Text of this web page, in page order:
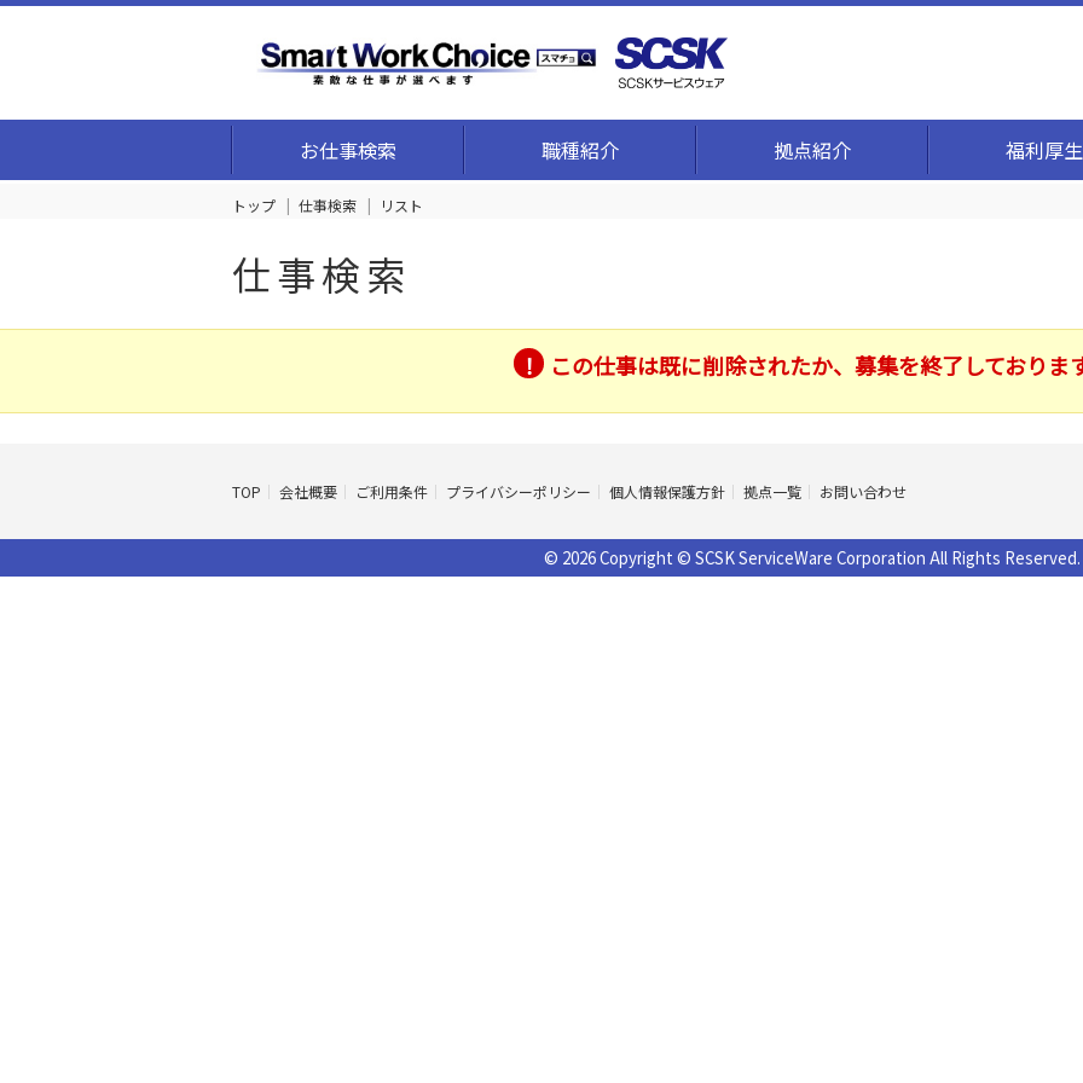
お仕事検索 職種紹介 拠点紹介 福利厚生
トップ 仕事検索 リスト
仕事検索
この仕事は既に削除されたか、募集を終了しておりま
TOP 会社概要 ご利用条件 プライバシーポリシー 個人情報保護方針 拠点一覧 お問い合わせ
© 2026 Copyright © SCSK ServiceWare Corporation All Rights Reserved.